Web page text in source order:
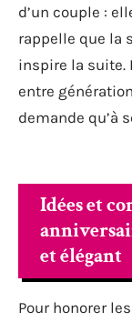
d’un couple :
rappelle que la
inspire la suite.
entre
demande qu’à
Idées et
et élégant
Pour honorer les